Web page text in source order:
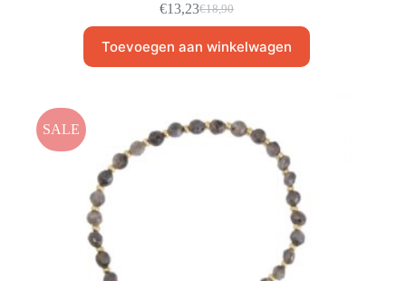
€18,90
€13,23
Toevoegen aan winkelwagen
SALE